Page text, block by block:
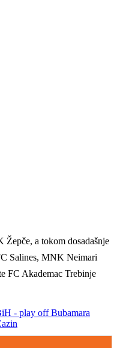
a tokom dosadašnje
Salines, MNK Neimari
FC Akademac Trebinje
- play offBubamara